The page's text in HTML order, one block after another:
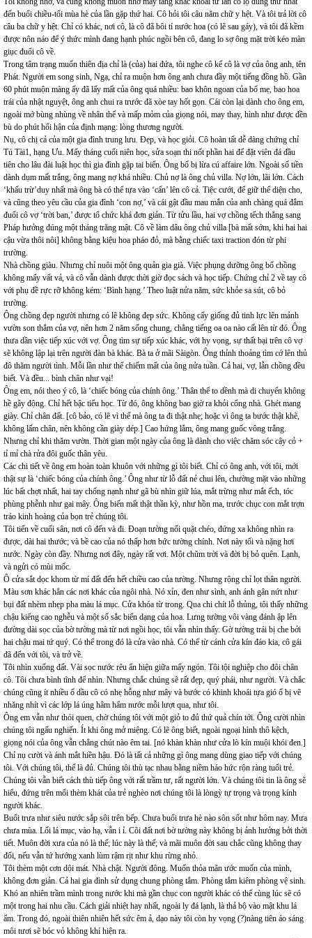
đến buổi chiều-tối mùa hè của lần gặp thứ hai. Cô hỏi tôi câu năm chữ y hệt. Và tôi trả lời cô
câu ba chữ y hệt. Chỉ có khác, nơi cô, là cô đã bôi tí nước hoa (có lẽ sau gáy), và tôi đã kềm
được nôn náo để ý thức mình đang hạnh phúc ngồi bên cô, đang lo sợ ông mặt trời kéo màn
giục đuổi cô về.
Trong tâm trạng muốn thiên địa chỉ là (của) hai đứa, tôi nghe cô kể cô là vợ của ông anh, tên
Phát. Người em song sinh, Ngạ, chỉ ra muộn hơn ông anh chưa đầy một tiếng đồng hồ. Gần
60 phút muộn màng ấy đã lấy mất của ông quá nhiều: bao khôn ngoan của bố mẹ, bao hoa
trái của nhật nguyệt, ông anh chui ra trước đã xòe tay hốt gọn. Cái còn lại dành cho ông em,
ngoài mớ bùng nhùng về nhân thể và mấp mỏm của giọng nói, may thay, hình như được đền
bù do phút hối hận của định mạng: lòng thương người.
Nụ, cô chị cả của một gia đình trung lưu. Đẹp, và học giỏi. Cô hoàn tất dễ dàng chứng chỉ
Tú Tài1, hạng Ưu. Mấy tháng cuối niên học, sửa soạn thi nốt phần hai để đặt viên đá đầu
tiên cho lâu đài luật học thì gia đình gặp tai biến. Ông bố bị lừa cú affaire lớn. Ngoài số tiền
dành dụm mất trắng, ông mang nợ khá nhiều. Chủ nợ là ông chủ villa. Nợ lớn, lãi lớn. Cách
‘khấu trừ’duy nhất mà ông bà có thể tựa vào ‘cấn’ lên cô cả. Tiệc cưới, để giữ thể diện cho,
và cũng theo yêu cầu của gia đình ‘con nợ,’ và cái gật đầu mau mắn của anh chàng quá đắm
đuối cô vợ ‘trời ban,’ được tổ chức khá đơn giản. Từ tửu lầu, hai vợ chồng tếch thẳng sang
Pháp hưởng đúng một tháng trăng mật. Cô về làm dâu ông chủ villa [bà mất sớm, khi hai hai
cậu vừa thôi nôi] không bằng kiệu hoa pháo đỏ, mà bằng chiếc taxi traction đón từ phi
trường.
Nhà chồng giàu. Nhưng chỉ nuôi một ông quản gia già. Việc phụng dưỡng ông bố chồng
không mấy vất vả, và cô vẫn dành được thời giờ đọc sách và học tiếp. Chứng chỉ 2 về tay cô
với phụ đề rực rỡ không kém: ‘Bình hạng.’ Theo luật nửa năm, sức khỏe sa sút, cô bỏ
trường.
Ông chồng đẹp người nhưng có lẽ không đẹp sức. Không cấy giống đủ tinh lực lên mảnh
vườn son thắm của vợ, nên hơn 2 năm sống chung, chẳng tiếng oa oa nào cất lên từ đó. Ông
thưa dần việc tiếp xúc với vợ. Ông tìm sự tiếp xúc khác, với hy vọng, sự thất bại trên cô vợ
sẽ không lập lại trên người đàn bà khác. Bà ta ở mãi Sàigòn. Ông thỉnh thoảng tìm cớ lên thủ
đô thăm người tình. Mỗi lần như thế chiếm mất của ông nửa tuần. Cả hai, vợ, lẫn chồng đều
biết. Và đều... bình chân như vại!
Ông em, nói theo ý cô, là ‘chiếc bóng của chính ông.’ Thân thể to dềnh mà di chuyển không
hề gây động. Chỉ hết bậc tiểu học. Từ đó, ông không bao giờ ra khỏi cổng nhà. Ghét mang
giày. Chỉ chân đất. [cô bảo, có lẽ vì thế mà ông ta đi thật nhẹ; hoặc vì ông ta bước thật khẽ,
không lấm chân, nên không cần giày dép.] Cao hứng lắm, ông mang guốc vông trắng.
Nhưng chỉ khi thăm vườn. Thời gian một ngày của ông là dành cho việc chăm sóc cây cỏ +
tỉ mỉ chà rửa đôi guốc thân yêu.
Các chi tiết về ông em hoàn toàn khuôn với những gì tôi biết. Chỉ có ông anh, với tôi, mới
thật sự là ‘chiếc bóng của chính ông.’ Ông như từ lỗ đất nẻ chui lên, chường mặt vào những
lúc bất chợt nhất, hai tay chống nạnh như gã bù nhìn giữ lúa, mắt trừng như mắt ếch, tóc
phùng phễnh như gai mây. Ông biến mất thật thần kỳ, như hồn ma, trước chục con mắt trợn
tráo kinh hoàng của bọn trẻ chúng tôi.
Tôi tiến về cuối sân, nơi cô đến và đi. Đoạn tường nối quặt chéo, đứng xa không nhìn ra
được, dài hai thước; và bề cao của nó thấp hơn bức tường chính. Nơi này tối và nặng hơi
nước. Ngày còn đầy. Nhưng nơi đây, ngày rất vơi. Một chũm trời và đời bị bỏ quên. Lạnh,
và ngửi có mùi mốc.
Ô cửa sắt dọc khom từ mí đất đến hết chiều cao của tường. Nhưng rộng chỉ lọt thân người.
Màu sơn khác hẳn các nơi khác của ngôi nhà. Nó xỉn, đen như sình, anh ánh gân nứt như
bụi đất nhèm nhẹp pha màu lá mục. Cửa khóa từ trong. Qua chi chít lỗ thủng, tôi thấy những
chậu kiểng cao nghễu và một số sắc biến dạng của hoa. Lưng tường vôi vàng đánh ập lên
đường dài sọc của bờ tường mà từ nơi ngồi học, tôi vẫn nhìn thấy. Gờ tường trái bị che bởi
hai chậu mai tứ quý. Có thể trong đó là cửa vào nhà. Có thể từ cánh cửa kín đáo kia, cô gái
đã đến với tôi, và trở về.
Tôi nhìn xuống đất. Vài sọc nước rêu ẩn hiện giữa mấy ngón. Tôi tội nghiệp cho đôi chân
cô. Tôi chưa bình tĩnh để nhìn. Nhưng chắc chúng sẽ rất đẹp, quý phái, như người. Và chắc
chúng cũng ít nhiều ố dầu cô có nhẹ hỗng như mây và bước có khinh khoái tựa gió ố bị vẽ
nhăng nhít vì các lớp lá úng hâm hẩm nước mỗi lượt qua, như tôi.
Ông em vẫn như thói quen, chờ chúng tôi với một giỏ to đủ thứ quả chín tới. Ông cười nhìn
chúng tôi ngấu nghiến. Ít khi ông mở miệng. Có lẽ ông biết, ngoài ngoại hình thô kệch,
giọng nói của ông vẫn chẳng chút nào êm tai. [nó khàn khàn như cửa lò kín muội khói đen.]
Chỉ nụ cười và ánh mắt hiền hậu. Đó là tất cả những gì ông mang dùng giao tiếp với chúng
tôi. Với chúng tôi, thế là đủ. Chúng tôi thù tạc nhau bằng niềm háo hức rộn ràng tuổi trẻ.
Chúng tôi vẫn biết cách thù tiếp ông với rất trầm tư, rất người lớn. Và chúng tôi tin là ông sẽ
hiểu, đứng trên mối thèm khát của trẻ nghèo nơi chúng tôi là lòngỳ tự trọng và trọng kính
người khác.
Buổi trưa như siêu nước sắp sôi trên bếp. Chưa buổi trưa hè nào sôn sốt như hôm nay. Mưa
chưa mùa. Lối lá mục, vào hạ, vẫn i ỉ. Cõi đất nơi bờ tường này không bị ảnh hưởng bởi thời
tiết. Muôn đời xưa của nó là thế; lúc này là thế; và mãi muôn đời sau chắc cũng không thay
đổi, nếu vẫn tứ hướng xanh lùm rậm rịt như khu rừng nhỏ.
Tôi thèm một cơn dội mát. Nhà chật. Người đông. Muốn thỏa mãn ước muốn của mình,
không đơn giản. Cả hai gia đình sử dụng chung phòng tắm. Phòng tắm kiêm phòng vệ sinh.
Khó an nhiên trầm mình trong nước khi mà gần chục con người khác có thể cùng lúc sẽ có
một trong hai nhu cầu. Cách giải nhiệt hay nhất, ngoài ly đá lạnh, là thả bộ vào mật khu lá
ẩm. Trong đó, ngoài thiên nhiên hết sức êm ả, dạo này tôi còn hy vọng (?)nàng tiên áo sáng
môi tươi sẽ bóc vỏ không khí hiện ra.